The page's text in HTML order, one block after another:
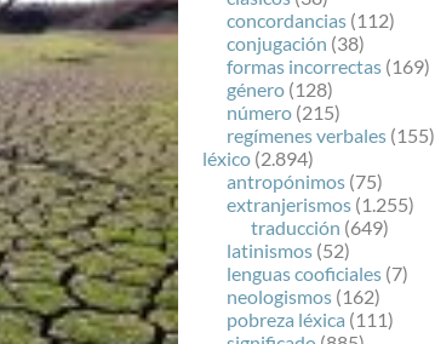
concordancias (112)
conjugación (38)
formas incorrectas (169)
género (128)
número (215)
regímenes verbales (155)
léxico (2.894)
antropónimos (75)
extranjerismos (1.255)
traducción (649)
latinismos (52)
lenguas cooficiales (7)
neologismos (162)
pobreza léxica (111)